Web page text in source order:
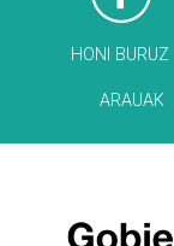
HONI BURUZ
ARAUAK